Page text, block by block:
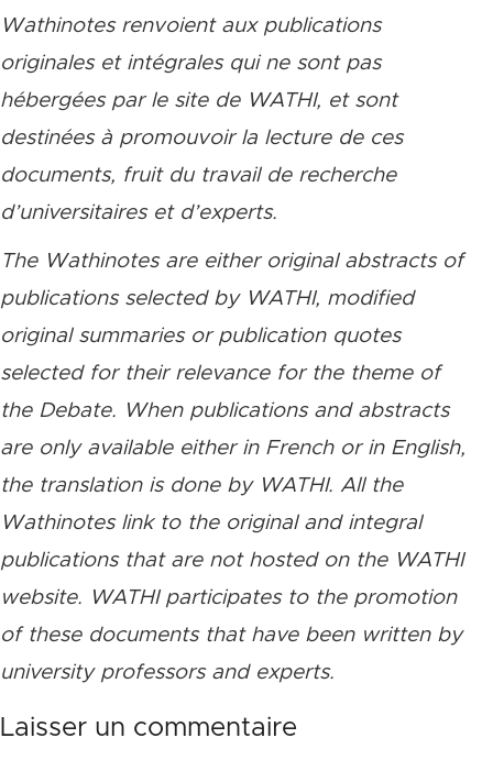
Wathinotes renvoient aux publications
originales et intégrales qui ne sont pas
hébergées par le site de WATHI, et sont
destinées à promouvoir la lecture de ces
documents, fruit du travail de recherche
d’universitaires et d’experts.
The Wathinotes are either original abstracts of
publications selected by WATHI, modified
original summaries or publication quotes
selected for their relevance for the theme of
the Debate. When publications and abstracts
are only available either in French or in English,
the translation is done by WATHI. All the
Wathinotes link to the original and integral
publications that are not hosted on the WATHI
website. WATHI participates to the promotion
of these documents that have been written by
university professors and experts.
Laisser un commentaire